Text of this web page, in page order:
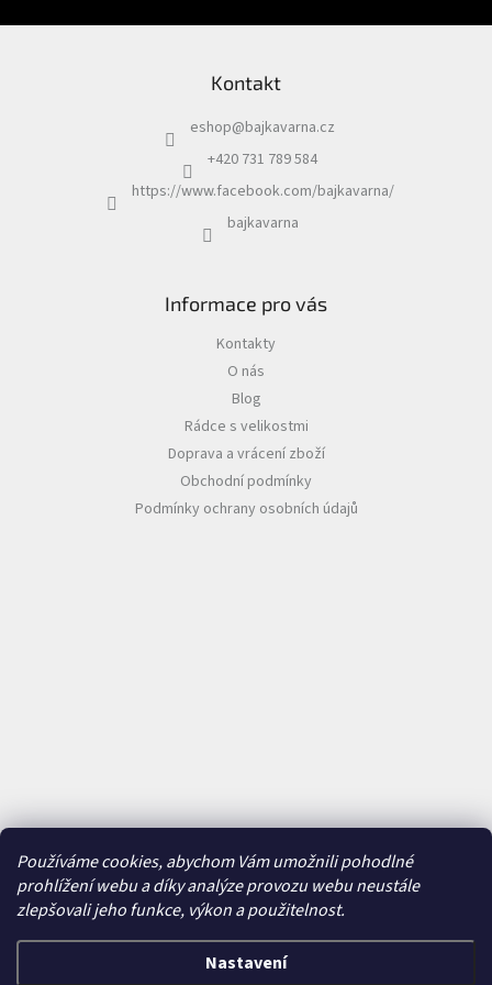
Používáme cookies, abychom Vám umožnili pohodlné
prohlížení webu a díky analýze provozu webu neustále
zlepšovali jeho funkce, výkon a použitelnost.
Nastavení
Kontakt
eshop@bajkavarna.cz
+420 731 789 584
https://www.facebook.com/bajkavarna/
bajkavarna
Informace pro vás
Kontakty
O nás
Blog
Rádce s velikostmi
Doprava a vrácení zboží
Obchodní podmínky
Podmínky ochrany osobních údajů
Vytvořil Shoptet